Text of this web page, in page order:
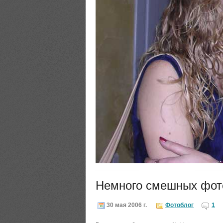
Немного смешных
30 мая 2006 г. Фотоблог 1